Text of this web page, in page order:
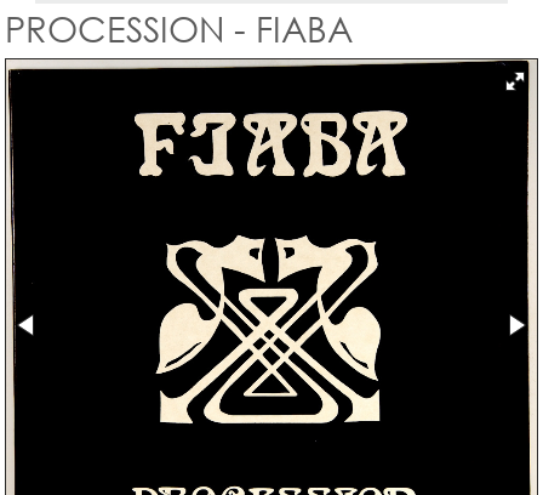
PROCESSION - FIABA